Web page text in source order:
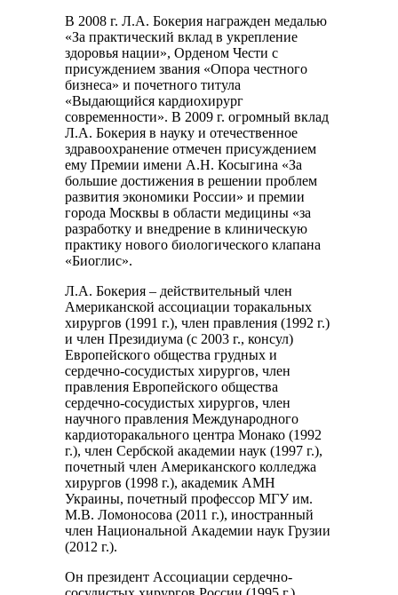
В 2008 г. Л.А. Бокерия награжден медалью
«За практический вклад в укрепление
здоровья нации», Орденом Чести с
присуждением звания «Опора честного
бизнеса» и почетного титула
«Выдающийся кардиохирург
современности». В 2009 г. огромный вклад
Л.А. Бокерия в науку и отечественное
здравоохранение отмечен присуждением
ему Премии имени А.Н. Косыгина «За
большие достижения в решении проблем
развития экономики России» и премии
города Москвы в области медицины «за
разработку и внедрение в клиническую
практику нового биологического клапана
«Биоглис».
Л.А. Бокерия – действительный член
Американской ассоциации торакальных
хирургов (1991 г.), член правления (1992 г.)
и член Президиума (с 2003 г., консул)
Европейского общества грудных и
сердечно-сосудистых хирургов, член
правления Европейского общества
сердечно-сосудистых хирургов, член
научного правления Международного
кардиоторакального центра Монако (1992
г.), член Сербской академии наук (1997 г.),
почетный член Американского колледжа
хирургов (1998 г.), академик АМН
Украины, почетный профессор МГУ им.
М.В. Ломоносова (2011 г.), иностранный
член Национальной Академии наук Грузии
(2012 г.).
Он президент Ассоциации сердечно-